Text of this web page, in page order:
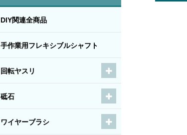
DIY関連全商品
手作業用フレキシブルシャフト
回転ヤスリ
砥石
ワイヤーブラシ